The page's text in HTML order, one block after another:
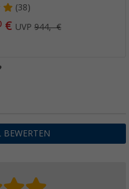
(38)
€ UVP944,- €
5200 Wandmarkise (Weiß)
€UVP 839,- €
BEWERTEN